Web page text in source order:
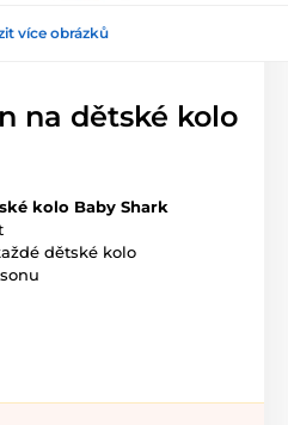
více obrázků
na dětské kolo
kolo Baby Shark
dětské kolo